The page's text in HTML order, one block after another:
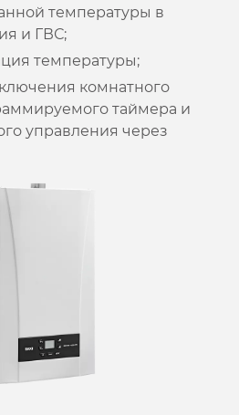
температуры в
и ГВС;
температуры;
комнатного
таймера и
управления через